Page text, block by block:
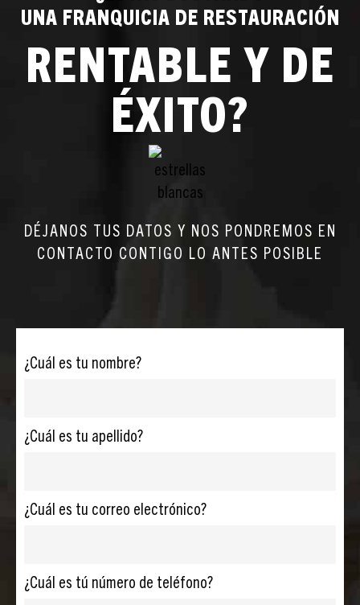
UNA FRANQUICIA DE RESTAURACIÓN
RENTABLE Y DE
ÉXITO?
DÉJANOS TUS DATOS Y NOS PONDREMOS EN
CONTACTO CONTIGO LO ANTES POSIBLE
¿Cuál es tu nombre?
¿Cuál es tu apellido?
¿Cuál es tu correo electrónico?
¿Cuál es tú número de teléfono?